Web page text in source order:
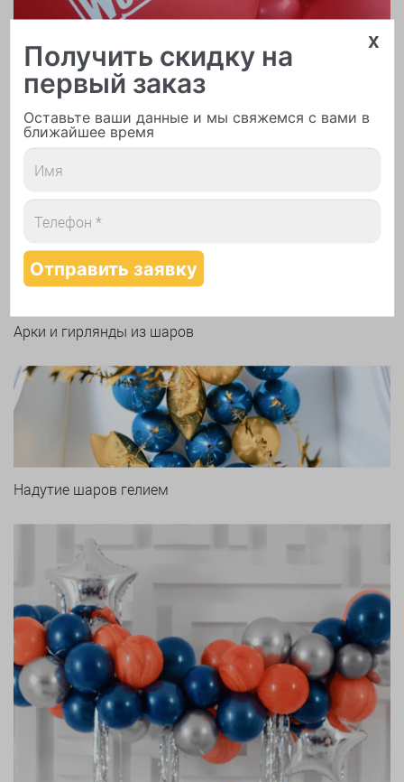
Печать логотипа
Арки и гирлянды из шаров
Надутие шаров гелием
x
Получить скидку на
первый заказ
Оставьте ваши данные и мы свяжемся с вами в
ближайшее время